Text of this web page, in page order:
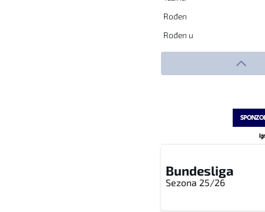
Rođen
Rođen u
W WES
Bundesliga
Sezona 25/26